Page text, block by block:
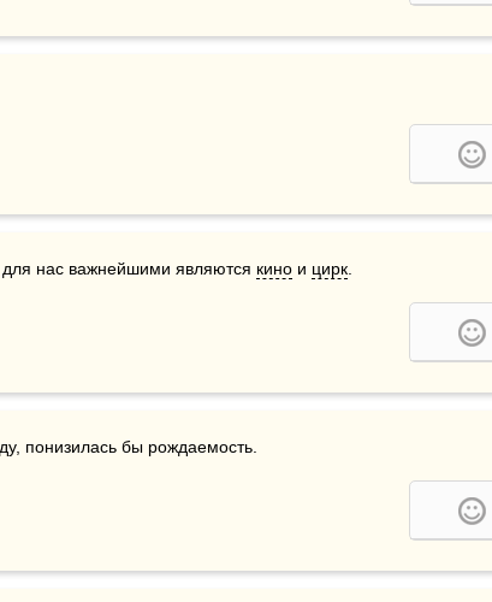
для нас важнейшими являются кино и цирк
понизилась бы рождаемость.